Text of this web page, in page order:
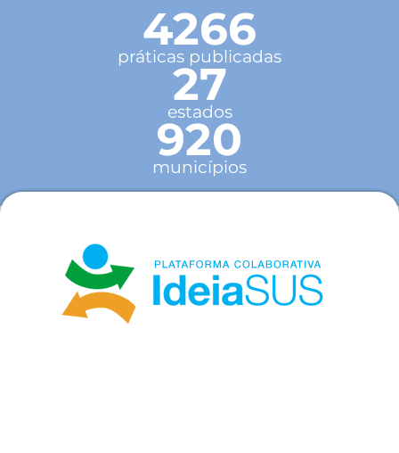
4266
práticas publicadas
27
estados
920
municípios